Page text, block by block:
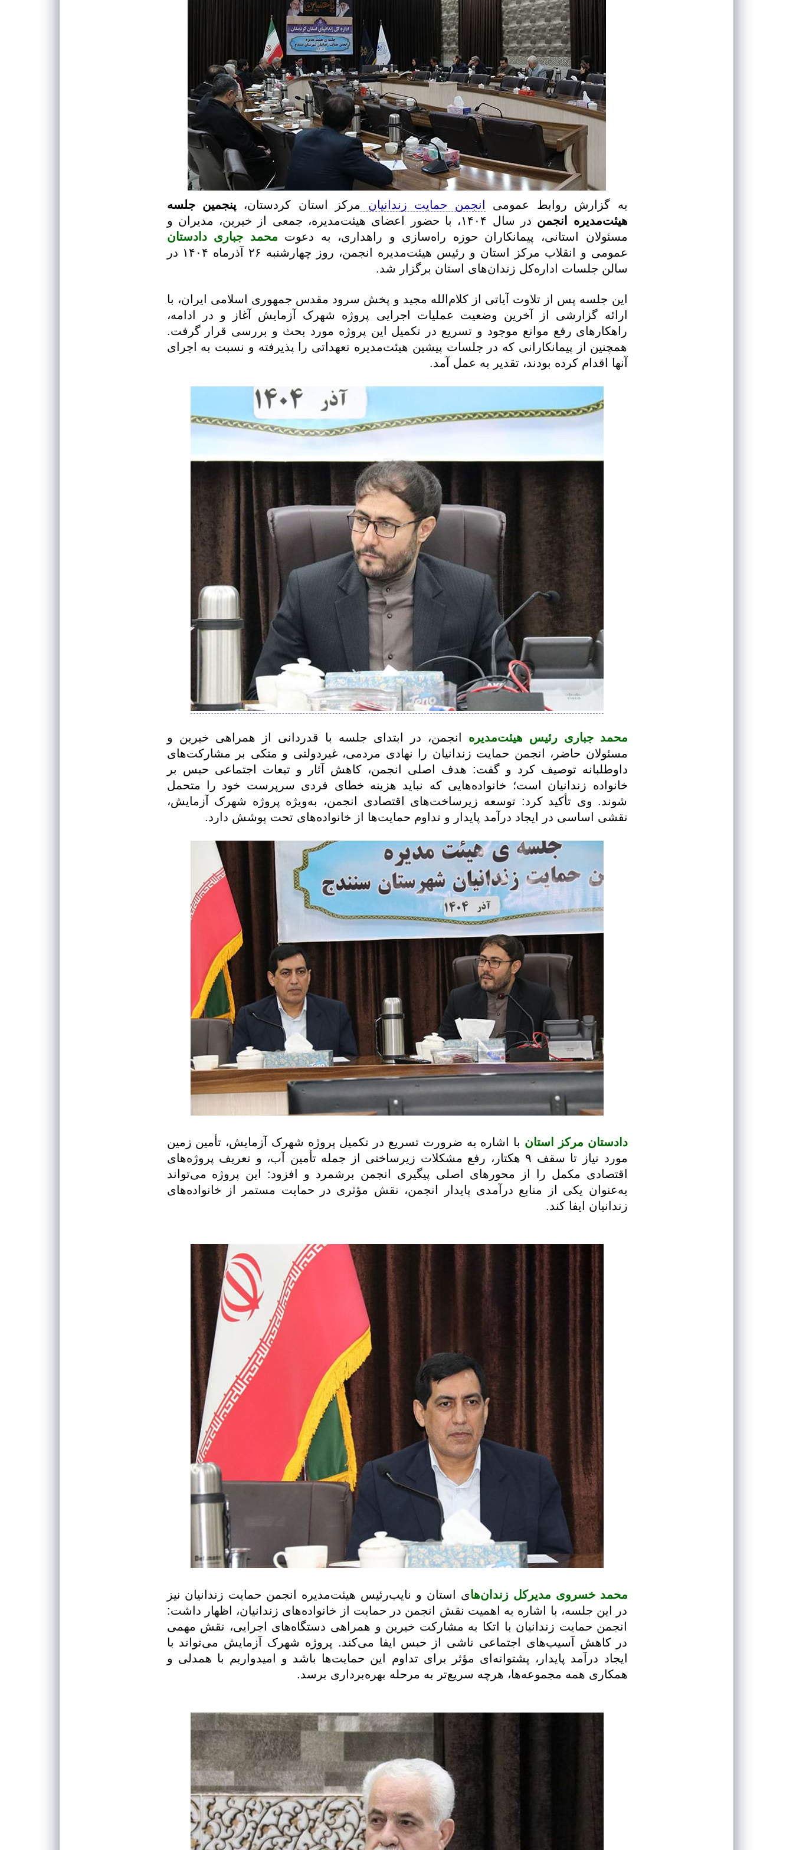
به گزارش روابط عمومی انجمن حمایت زندانیان مرکز استان کردستان، پنجمین جلسه
هیئت‌مدیره انجمن
در سال ۱۴۰۴، با حضور اعضای هیئت‌مدیره، جمعی از خیرین، مدیران و
مسئولان استانی، پیمانکاران حوزه راه‌سازی و راهداری، به دعوت محمد جباری دادستان
عمومی و انقلاب مرکز استان و رئیس هیئت‌مدیره انجمن، روز چهارشنبه ۲۶ آذرماه ۱۴۰۴ در
سالن جلسات اداره‌کل زندان‌های استان برگزار شد.
این جلسه پس از تلاوت آیاتی از کلام‌الله مجید و پخش سرود مقدس جمهوری اسلامی ایران، با
ارائه گزارشی از آخرین وضعیت عملیات اجرایی پروژه شهرک آزمایش آغاز و در ادامه،
راهکارهای رفع موانع موجود و تسریع در تکمیل این پروژه مورد بحث و بررسی قرار گرفت.
همچنین از پیمانکارانی که در جلسات پیشین هیئت‌مدیره تعهداتی را پذیرفته و نسبت به اجرای
آنها اقدام کرده بودند، تقدیر به عمل آمد.
محمد جباری رئیس هیئت‌مدیره انجمن، در ابتدای جلسه با قدردانی از همراهی خیرین و
مسئولان حاضر، انجمن حمایت زندانیان را نهادی مردمی، غیردولتی و متکی بر مشارکت‌های
داوطلبانه توصیف کرد و گفت: هدف اصلی انجمن، کاهش آثار و تبعات اجتماعی حبس بر
خانواده زندانیان است؛ خانواده‌هایی که نباید هزینه خطای فردی سرپرست خود را متحمل
شوند. وی تأکید کرد: توسعه زیرساخت‌های اقتصادی انجمن، به‌ویژه پروژه شهرک آزمایش،
نقشی اساسی در ایجاد درآمد پایدار و تداوم حمایت‌ها از خانواده‌های تحت پوشش دارد.
دادستان مرکز استان با اشاره به ضرورت تسریع در تکمیل پروژه شهرک آزمایش، تأمین زمین
مورد نیاز تا سقف ۹ هکتار، رفع مشکلات زیرساختی از جمله تأمین آب، و تعریف پروژه‌های
اقتصادی مکمل را از محورهای اصلی پیگیری انجمن برشمرد و افزود: این پروژه می‌تواند
به‌عنوان یکی از منابع درآمدی پایدار انجمن، نقش مؤثری در حمایت مستمر از خانواده‌های
زندانیان ایفا کند.
محمد خسروی مدیرکل زندان‌های استان و نایب‌رئیس هیئت‌مدیره انجمن حمایت زندانیان نیز
در این جلسه، با اشاره به اهمیت نقش انجمن در حمایت از خانواده‌های زندانیان، اظهار داشت:
انجمن حمایت زندانیان با اتکا به مشارکت خیرین و همراهی دستگاه‌های اجرایی، نقش مهمی
در کاهش آسیب‌های اجتماعی ناشی از حبس ایفا می‌کند. پروژه شهرک آزمایش می‌تواند با
ایجاد درآمد پایدار، پشتوانه‌ای مؤثر برای تداوم این حمایت‌ها باشد و امیدواریم با همدلی و
همکاری همه مجموعه‌ها، هرچه سریع‌تر به مرحله بهره‌برداری برسد.